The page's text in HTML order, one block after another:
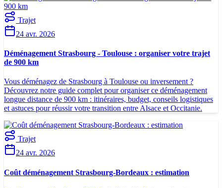
Trajet
24 avr. 2026
Déménagement Strasbourg - Toulouse : organiser votre trajet
de 900 km
Vous déménagez de Strasbourg à Toulouse ou inversement ?
Découvrez notre guide complet pour organiser ce déménagement
longue distance de 900 km : itinéraires, budget, conseils logistiques
et astuces pour réussir votre transition entre Alsace et Occitanie.
Trajet
24 avr. 2026
Coût déménagement Strasbourg-Bordeaux : estimation